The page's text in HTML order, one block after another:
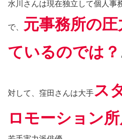
水川さんは現在独立して個人事
で、
元事務所の
ているのでは？
対して、窪田さんは大手ス
ロモーション